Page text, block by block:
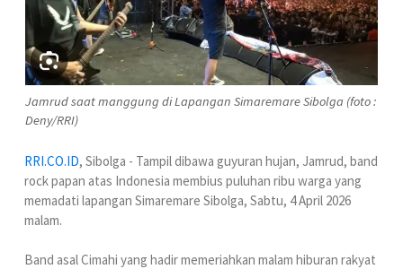
Jamrud saat manggung di Lapangan Simaremare Sibolga (foto :
Deny/RRI)
RRI.CO.ID, Sibolga - Tampil dibawa guyuran hujan, Jamrud, band
rock papan atas Indonesia membius puluhan ribu warga yang
memadati lapangan Simaremare Sibolga, Sabtu, 4 April 2026
malam.
Band asal Cimahi yang hadir memeriahkan malam hiburan rakyat